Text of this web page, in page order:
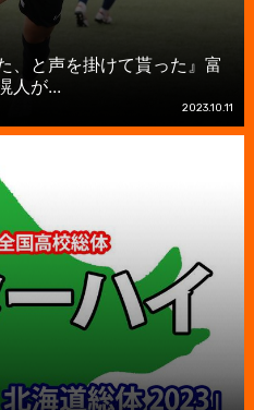
、と声を掛けて貰った』富
人が...
2023.10.11